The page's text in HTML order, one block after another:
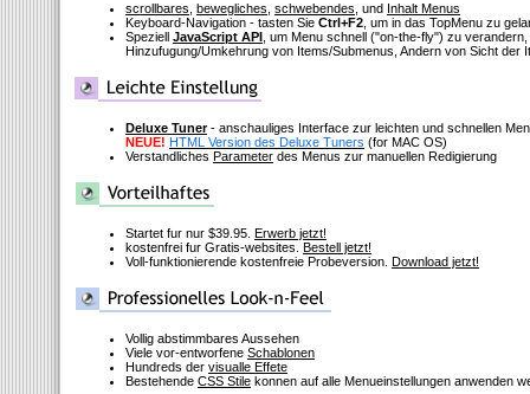
scrollbares bewegliches schwebendes , und Inhalt Menus
Keyboard-Navigation - tasten Sie Ctrl+F2 , um in das TopMenu zu
Speziell JavaScript API , um Menu schnell ("on-the-fly") zu verandern,
Hinzufugung/Umkehrung von Items/Submenus, Andern von Sicht der
Deluxe Tuner- anschauliges Interface zur leichten und schnellen
NEUE! HTML Version des Deluxe Tuners (for MAC OS)
Verstandliches Parameter des Menus zur manuellen Redigierung
Startet fur nur $39.95. Erwerb jetzt!
kostenfrei fur Gratis-websites. Bestell jetzt!
Voll-funktionierende kostenfreie Probeversion. Download jetzt!
Vollig abstimmbares Aussehen
Viele vor-entworfene Schablonen
Hundreds der visualle Effete
Bestehende CSS Stile konnen auf alle Menueinstellungen anwenden